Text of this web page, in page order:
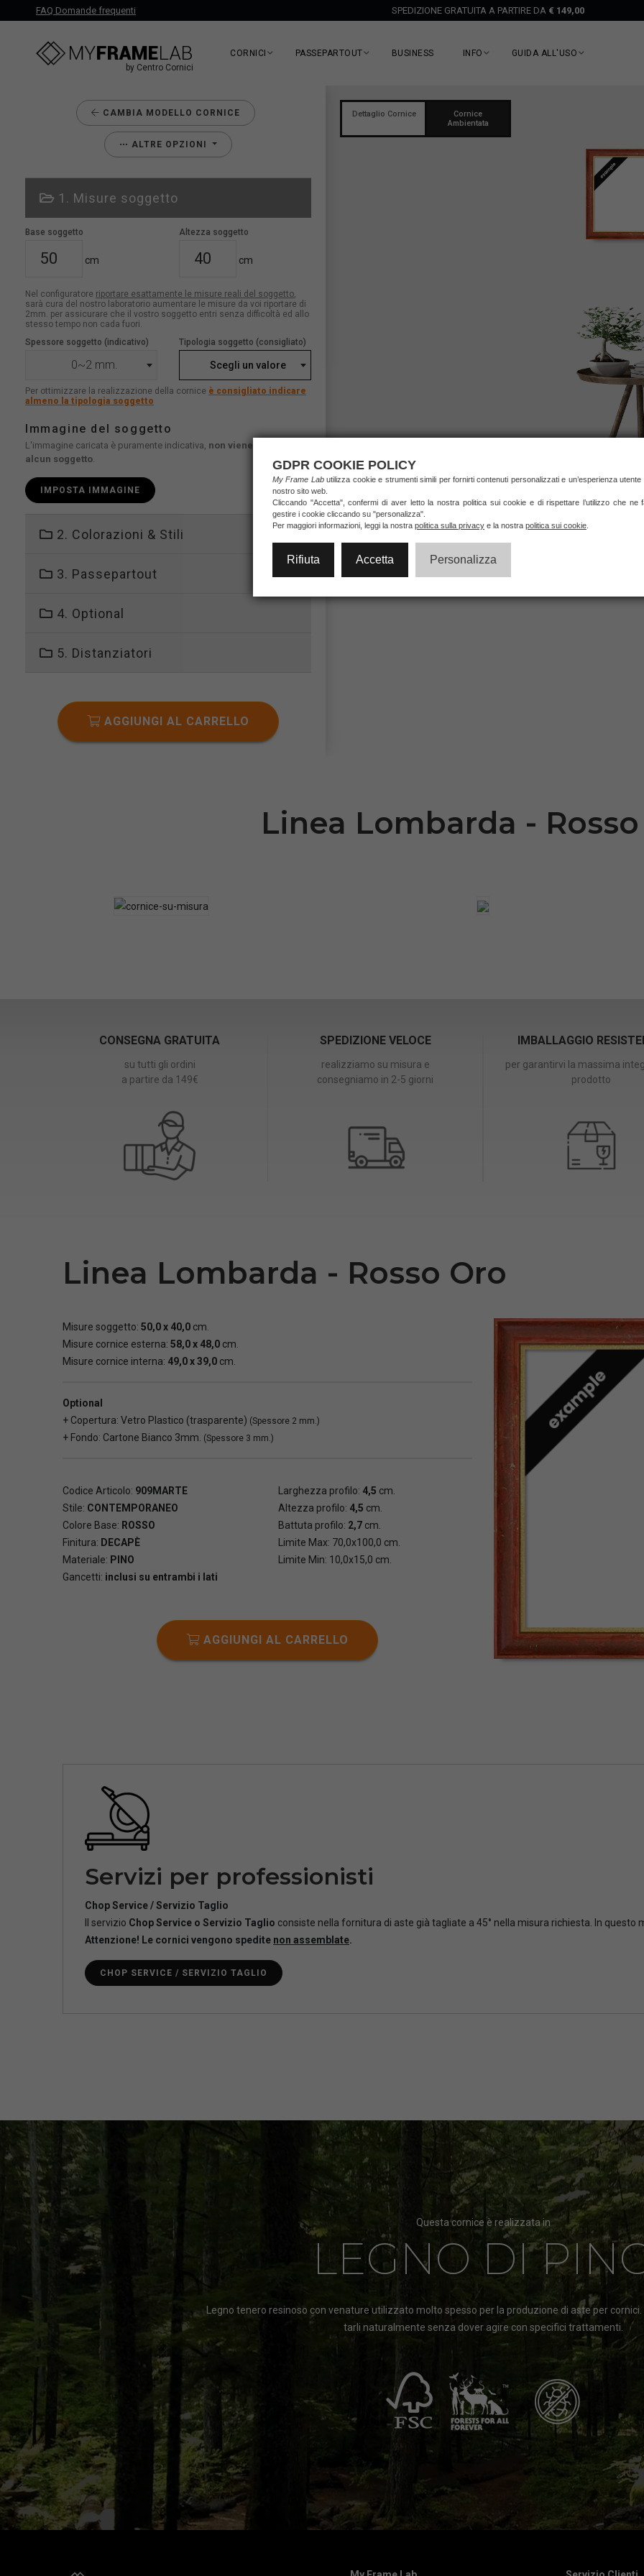
FAQ Domande frequenti SPEDIZIONE GRATUITA A PARTIRE DA € 149,00
by Centro Cornici
CORNICI PASSEPARTOUT BUSINESS INFO GUIDA ALL'USO
CAMBIA MODELLO CORNICE
ALTRE OPZIONI
1. Misure soggetto
Base soggetto
cm
Altezza soggetto
cm
Nel configuratore riportare esattamente le misure reali del soggetto,
sarà cura del nostro laboratorio aumentare le misure da voi riportare di
2mm. per assicurare che il vostro soggetto entri senza difficoltà ed allo
stesso tempo non cada fuori.
Spessore soggetto (indicativo)
0~2 mm.
Tipologia soggetto (consigliato)
Scegli un valore
Per ottimizzare la realizzazione della cornice è consigliato indicare
almeno la tipologia soggetto
Immagine del soggetto
L'immagine caricata è puramente indicativa, non viene stampato
alcun soggetto.
IMPOSTA IMMAGINE
2. Colorazioni & Stili
3. Passepartout
4. Optional
5. Distanziatori
AGGIUNGI AL CARRELLO
Dettaglio Cornice
Cornice
Ambientata
Linea Lombarda -
CONSEGNA GRATUITA
su tutti gli ordini
a partire da 149€
SPEDIZIONE VELOCE
realizziamo su misura e
consegniamo in 2-5 giorni
IMBALLAGGIO
per garantirvi la massima
prodotto
Linea Lombarda - Rosso Oro
Misure soggetto: 50,0 x 40,0 cm.
Misure cornice esterna: 58,0 x 48,0 cm.
Misure cornice interna: 49,0 x 39,0 cm.
Optional
+ Copertura: Vetro Plastico (trasparente) (Spessore 2 mm.)
+ Fondo: Cartone Bianco 3mm. (Spessore 3 mm.)
Codice Articolo: 909MARTE
Stile: CONTEMPORANEO
Colore Base: ROSSO
Finitura: DECAPÈ
Materiale: PINO
Gancetti: inclusi su entrambi i lati
Larghezza profilo: 4,5 cm.
Altezza profilo: 4,5 cm.
Battuta profilo: 2,7 cm.
Limite Max: 70,0x100,0 cm.
Limite Min: 10,0x15,0 cm.
AGGIUNGI AL CARRELLO
Servizi per professionisti
Chop Service / Servizio Taglio
Il servizio Chop Service o Servizio Taglio consiste nella fornitura di aste già tagliate a 45° nella misura richiesta. In questo
Attenzione! Le cornici vengono spedite non assemblate.
CHOP SERVICE / SERVIZIO TAGLIO
Questa cornice è realizzata in
LEGNO DI
Legno tenero resinoso con venature utilizzato molto spesso per la produzione di aste per
tarli naturalmente senza dover agire con specifici trattamenti.
GDPR COOKIE POLICY
My Frame Labutilizza cookie e strumenti simili per fornirti contenuti personalizzati e un’esperienza utente
nostro sito web.
Cliccando "Accetta", confermi di aver letto la nostra politica sui cookie e di rispettare l’utilizzo che ne
gestire i cookie cliccando su "personalizza".
Per maggiori informazioni, leggi la nostra politica sulla privacy e la nostra politica sui cookie
Rifiuta Accetta Personalizza